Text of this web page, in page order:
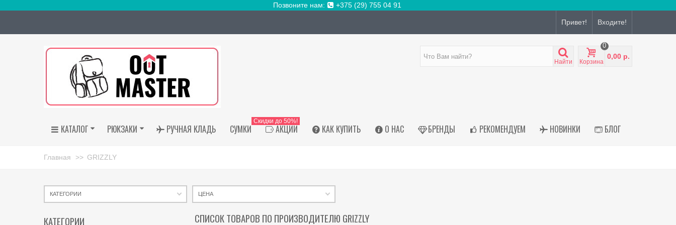
Позвоните нам: +375 (29) 755 04 91
Привет! Входите!
Найти Корзина
0
0,00 р.
КАТАЛОГ РЮКЗАКИ РУЧНАЯ КЛАДЬ СУМКИ АКЦИИ
Скидки до 50%!
КАК КУПИТЬ О НАС БРЕНДЫ РЕКОМЕНДУЕМ НОВИНКИ БЛОГ
Главная >> GRIZZLY
КАТЕГОРИИ ЦЕНА
КАТЕГОРИИ СПИСОК ТОВАРОВ ПО ПРОИЗВОДИТЕЛЮ GRIZZLY